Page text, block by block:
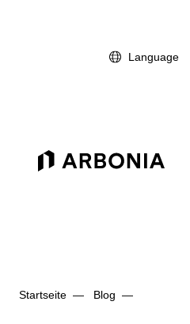
Language
Arbonia Logo
Startseite Blog